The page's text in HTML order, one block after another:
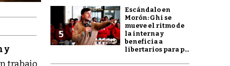
y
5
Escándalo en
Morón: Ghi se
mueve el ritmo de
la interna y
beneficia a
libertarios para p...